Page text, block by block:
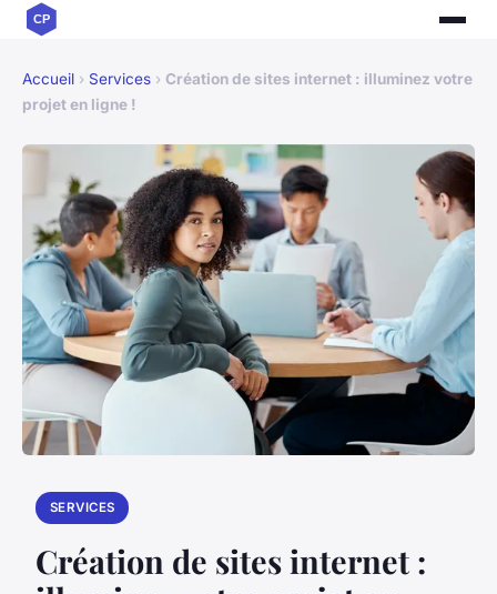
Accueil › Services › Création de sites internet : illuminez votre
projet en ligne !
SERVICES
Création de sites internet :